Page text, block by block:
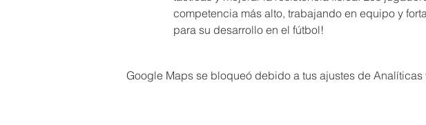
competencia más alto, trabajando en equipo y
para su desarrollo en el fútbol!
Google Maps se bloqueó debido a tus ajustes de